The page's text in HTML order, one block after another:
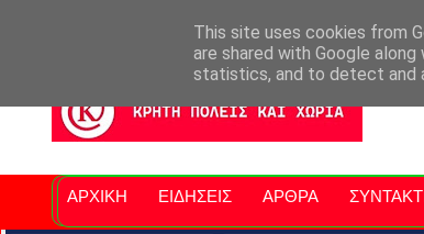
Νομός Λασιθίου Αγαπάμε
ΑΡΧΙΚΗ ΕΙΔΗΣΕΙΣ ΑΡΘΡΑ
This site uses cookies from
are shared with Google
statistics, and to detect and